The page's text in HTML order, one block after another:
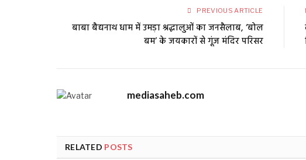
PREVIOUS ARTICLE
बाबा बैद्यनाथ धाम में उमड़ा श्रद्धालुओं का जनसैलाब, ‘बोल
बम’ के जयकारों से गूंज मंदिर परिसर
mediasaheb.com
RELATED POSTS